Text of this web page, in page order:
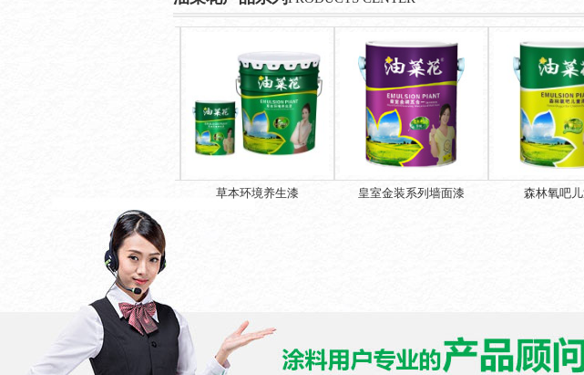
草本环境养生漆 皇室金装系列墙面漆 森林氧吧儿童漆